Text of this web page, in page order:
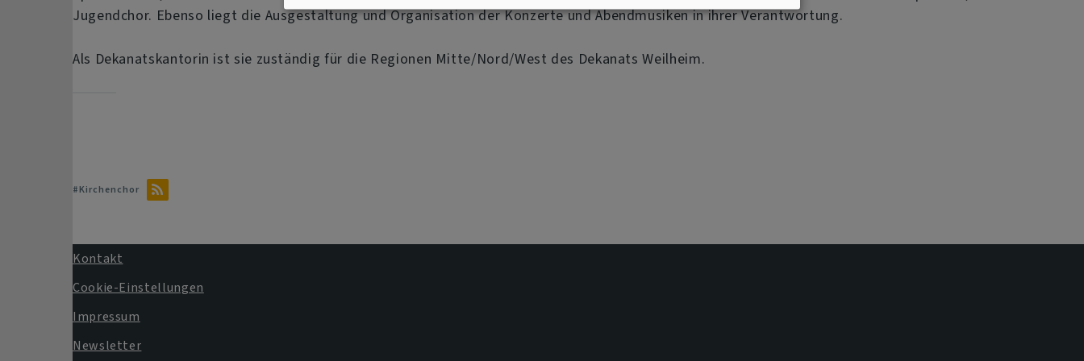
Jugendchor. Ebenso liegt die Ausgestaltung und Organisation der Konzerte und Abendmusiken in ihrer Verantwortung.
Als Dekanatskantorin ist sie zuständig für die Regionen Mitte/Nord/West des Dekanats Weilheim.
#Kirchenchor
Fußbereichsmenü
Kontakt
Cookie-Einstellungen
Impressum
Newsletter